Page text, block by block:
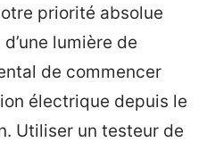
priorité absolue
lumière de
de commencer
électrique depuis le
Utiliser un testeur de